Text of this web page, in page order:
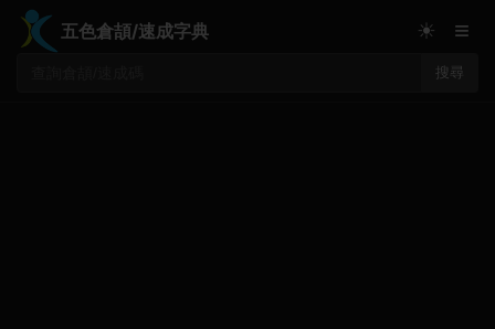
五色倉頡/速成字典
搜尋
☀ ≡